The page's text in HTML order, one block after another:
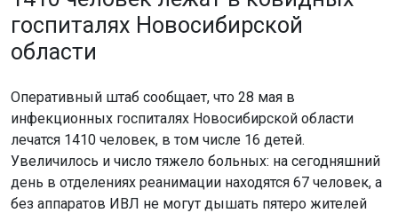
госпиталях Новосибирской
области
Оперативный штаб сообщает, что 28 мая в
инфекционных госпиталях Новосибирской области
лечатся 1410 человек, в том числе 16 детей.
Увеличилось и число тяжело больных: на сегодняшний
день в отделениях реанимации находятся 67 человек, а
без аппаратов ИВЛ не могут дышать пятеро жителей